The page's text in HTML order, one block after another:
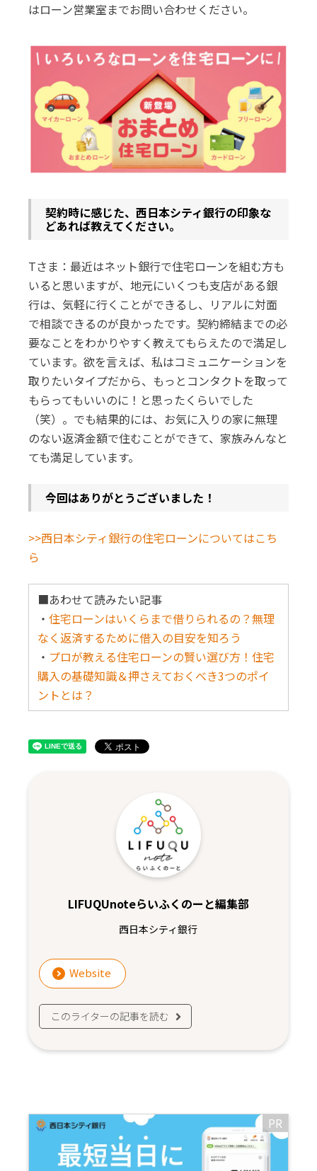
はローン営業室までお問い合わせください。
――契約時に感じた、西日本シティ銀行の印象な
どあれば教えてください。
Tさま：最近はネット銀行で住宅ローンを組む方も
いると思いますが、地元にいくつも支店がある銀
行は、気軽に行くことができるし、リアルに対面
で相談できるのが良かったです。契約締結までの必
要なことをわかりやすく教えてもらえたので満足し
ています。欲を言えば、私はコミュニケーションを
取りたいタイプだから、もっとコンタクトを取って
もらってもいいのに！と思ったくらいでした
（笑）。でも結果的には、お気に入りの家に無理
のない返済金額で住むことができて、家族みんなと
ても満足しています。
――今回はありがとうございました！
>>西日本シティ銀行の住宅ローンについてはこち
ら
■あわせて読みたい記事
・住宅ローンはいくらまで借りられるの？無理
なく返済するために借入の目安を知ろう
・ プロが教える住宅ローンの賢い選び方！住宅
購入の基礎知識＆押さえておくべき3つのポイ
ントとは？
LIFUQUnoteらいふくのーと編集部
西日本シティ銀行
Website
このライターの記事を読む
PR